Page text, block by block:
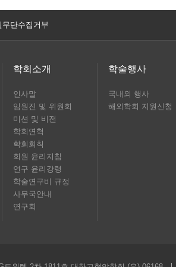
무단수집거부
학회소개
인사말
임원진 및 위원회
미션 및 비전
학회연혁
학회회칙
회원 윤리지침
연구 윤리강령
학술연구비 규정
사무국안내
연구회
학술행사
국내외 행사
해외학회 지원신청